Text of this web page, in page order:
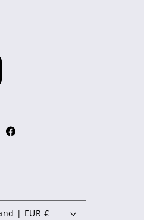
Facebook
Deutschland | EUR €